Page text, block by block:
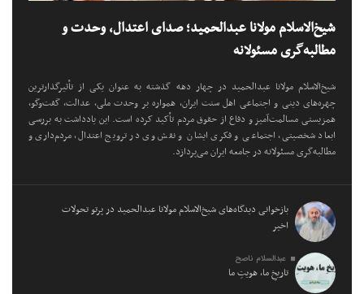
شیخ‌الاسلام مولانا عبدالحمید؛ صدای اعتدال، وحدت و
مطالبه‌گری مسئولانه
شیخ‌الاسلام مولانا عبدالحمید در چهار دهه گذشته به عنوان یکی از تأثیرگذارترین
چهره‌های دینی و اجتماعی اهل سنت ایران، همواره بر وحدت ملی، عدالت، گفت‌وگو،
همزیستی مسالمت‌آمیز و دفاع از حقوق مردم تأکید کرده است. این یادداشت به بررسی
ابعاد شخصیتی، اجتماعی و فکری ایشان و نقش وی در ترویج اعتدال، مردم‌داری و
مطالبه‌گری مسئولانه در جامعه ایران می‌پردازد.
بازخوانی دیدگاه‌های شیخ‌الاسلام مولانا عبدالحمید در پرتو تحولات
اخیر
عبدالسلام ناصح
تاریخِ ما، هویتِ ما